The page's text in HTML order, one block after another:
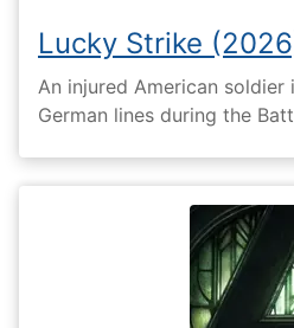
Lucky Strike
An injured American soldier
German lines during the